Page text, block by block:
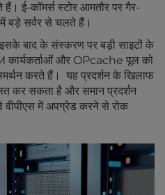
ई-कॉमर्स स्टोर आमतौर पर गैर-
बड़े सर्वर से चलते हैं।
बाद के संस्करण पर बड़ी साइटों के
और OPcache पूल को
करते हैं। यह प्रदर्शन के खिलाफ
कर सकता है और समान प्रदर्शन
में अपग्रेड करने से रोक